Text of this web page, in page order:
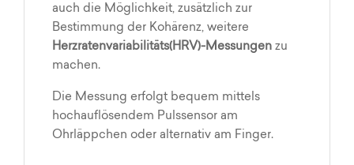
auch die Möglichkeit, zusätzlich zur
Bestimmung der Kohärenz, weitere
Herzratenvariabilitäts(HRV)-Messungen zu
machen.
Die Messung erfolgt bequem mittels
hochauflösendem Pulssensor am
Ohrläppchen oder alternativ am Finger.